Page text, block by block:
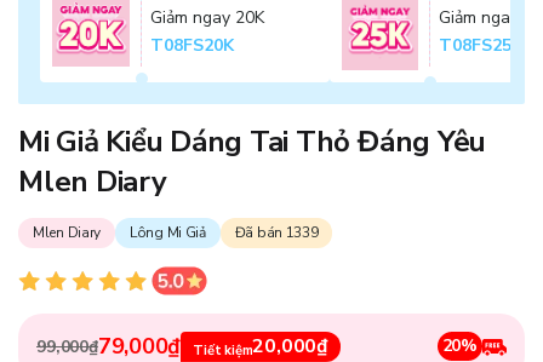
Giảm ngay 20K
T08FS20K
Giảm ngay
T08FS25K
Mi Giả Kiểu Dáng Tai Thỏ Đáng Yêu
Mlen Diary
Mlen Diary Lông Mi Giả Đã bán 1339
99,000₫79,000₫ Tiết kiệm20,000₫ 20%